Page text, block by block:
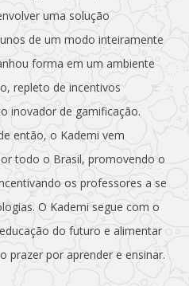
uma solução
de um modo inteiramente
forma em um ambiente
repleto de incentivos
inovador de gamificação.
então, o Kademi vem
todo o Brasil, promovendo o
os professores a se
O Kademi segue com o
do futuro e alimentar
prazer por aprender e ensinar.